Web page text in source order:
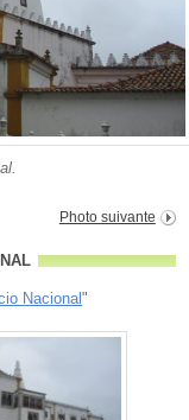
Photo suivante
Nacional"